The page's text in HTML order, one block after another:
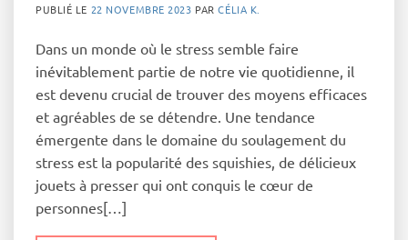
PUBLIÉ LE 22 NOVEMBRE 2023 PARCÉLIA K.
Dans un monde où le stress semble faire
inévitablement partie de notre vie quotidienne, il
est devenu crucial de trouver des moyens efficaces
et agréables de se détendre. Une tendance
émergente dans le domaine du soulagement du
stress est la popularité des squishies, de délicieux
jouets à presser qui ont conquis le cœur de
personnes[…]